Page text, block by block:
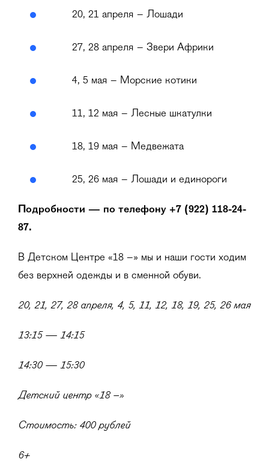
20, 21 апреля – Лошади
27, 28 апреля – Звери Африки
4, 5 мая – Морские котики
11, 12 мая – Лесные шкатулки
18, 19 мая – Медвежата
25, 26 мая – Лошади и единороги
Подробности — по телефону +7 (922) 118-24-
87.
В Детском Центре «18 –» мы и наши гости ходим
без верхней одежды и в сменной обуви.
20, 21, 27, 28 апреля, 4, 5, 11, 12, 18, 19, 25, 26 мая
13:15 — 14:15
14:30 — 15:30
Детский центр «18 –»
Стоимость: 400 рублей
6+